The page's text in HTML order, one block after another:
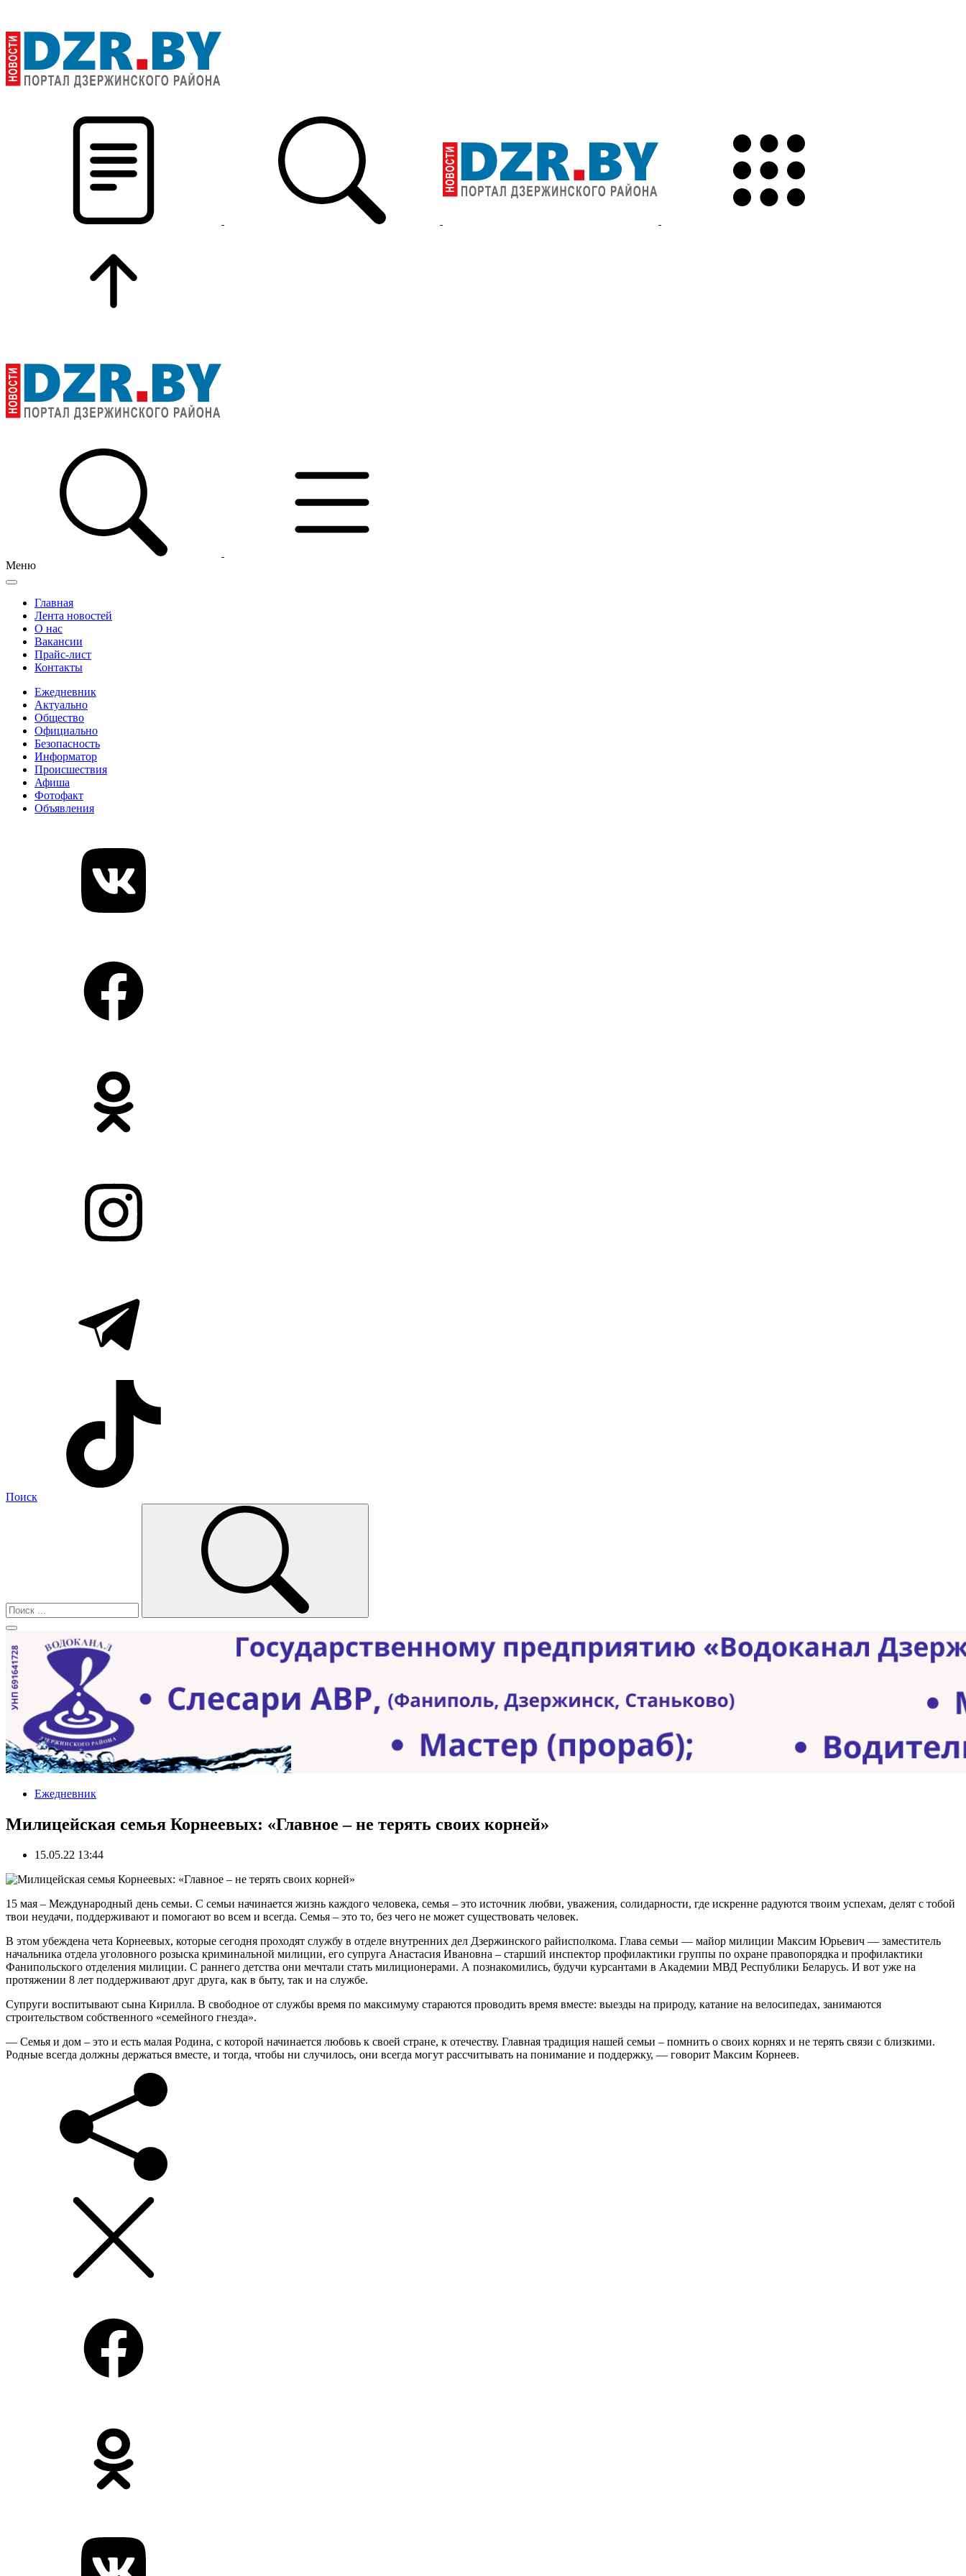
Меню
Главная
Лента новостей
О нас
Вакансии
Прайс-лист
Контакты
Ежедневник
Актуально
Общество
Официально
Безопасность
Информатор
Происшествия
Афиша
Фотофакт
Объявления
Поиск
Ежедневник
Милицейская семья Корнеевых: «Главное – не терять своих корней»
15.05.22 13:44
15 мая – Международный день семьи. С семьи начинается жизнь каждого человека, семья – это источник любви, уважения, солидарности, где искренне радуются твоим успехам, делят с тобой
твои неудачи, поддерживают и помогают во всем и всегда. Семья – это то, без чего не может существовать человек.
В этом убеждена чета Корнеевых, которые сегодня проходят службу в отделе внутренних дел Дзержинского райисполкома. Глава семьи — майор милиции Максим Юрьевич — заместитель
начальника отдела уголовного розыска криминальной милиции, его супруга Анастасия Ивановна – старший инспектор профилактики группы по охране правопорядка и профилактики
Фанипольского отделения милиции. С раннего детства они мечтали стать милиционерами. А познакомились, будучи курсантами в Академии МВД Республики Беларусь. И вот уже на
протяжении 8 лет поддерживают друг друга, как в быту, так и на службе.
Супруги воспитывают сына Кирилла. В свободное от службы время по максимуму стараются проводить время вместе: выезды на природу, катание на велосипедах, занимаются
строительством собственного «семейного гнезда».
— Семья и дом – это и есть малая Родина, с которой начинается любовь к своей стране, к отечеству. Главная традиция нашей семьи – помнить о своих корнях и не терять связи с близкими.
Родные всегда должны держаться вместе, и тогда, чтобы ни случилось, они всегда могут рассчитывать на понимание и поддержку, — говорит Максим Корнеев.